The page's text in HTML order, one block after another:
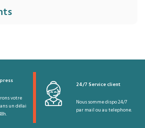
votre
un délai
24/7 Service client
Nous somme dispo 24/7
par mail ou au telephone.